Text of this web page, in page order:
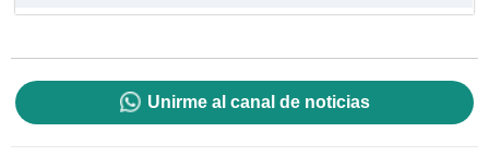
Unirme al canal de noticias